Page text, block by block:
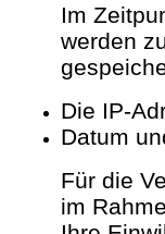
Im
werden
Die IP-
Datum
Für die
im